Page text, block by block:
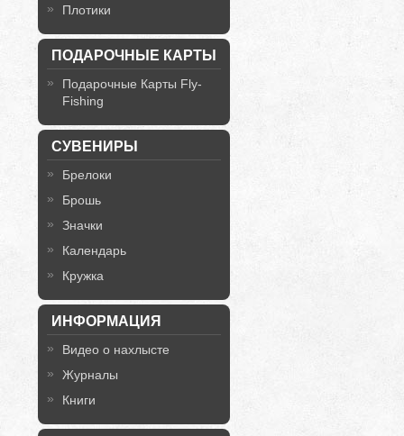
Плотики
ПОДАРОЧНЫЕ КАРТЫ
Подарочные Карты Fly-
Fishing
СУВЕНИРЫ
Брелоки
Брошь
Значки
Календарь
Кружка
ИНФОРМАЦИЯ
Видео о нахлысте
Журналы
Книги